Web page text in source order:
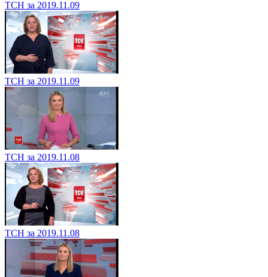
ТСН за 2019.11.09
ТСН за 2019.11.09
ТСН за 2019.11.08
ТСН за 2019.11.08